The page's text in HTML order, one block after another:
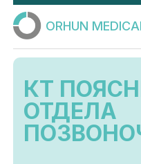
ORHUN
КТ
ОТДЕЛА